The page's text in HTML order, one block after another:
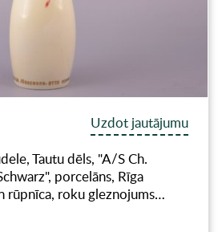
Uzdot jautājumu
Tautu dēls, "A/S Ch.
porcelāns, Rīga
rūpnīca, roku gleznojums…